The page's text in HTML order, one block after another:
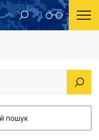
Рішення виконавчого комітету Новокаховської міської ради 2015 року Про виконання
пошук